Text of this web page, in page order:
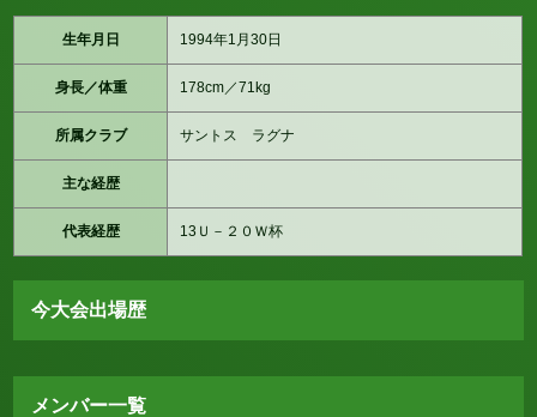
生年月日 1994年1月30日
身長／体重 178cm／71kg
所属クラブ サントス ラグナ
主な経歴
代表経歴 13Ｕ－２０Ｗ杯
今大会出場歴
メンバー一覧